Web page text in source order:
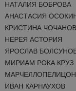
НАТАЛИЯ БОБРОВА
АНАСТАСИЯ
КРИСТИНА
НЕРЕЯ АСТОРИЯ
ЯРОСЛАВ
МИРИАМ РОКА КРУЗ
ИВАН КАРНАУХОВ